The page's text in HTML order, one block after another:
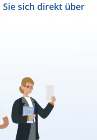
sich direkt über